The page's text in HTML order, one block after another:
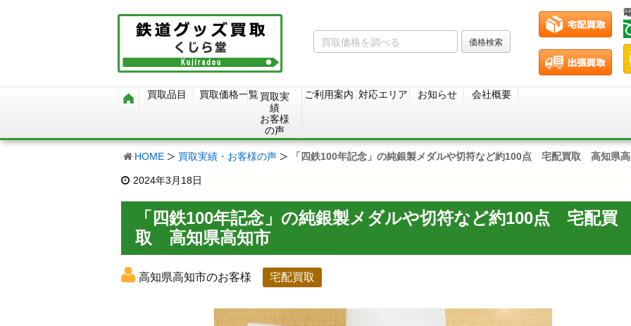
買取品目 買取価格一覧買取実
績
お客様
の声
ご利用案内 対応エリア お知らせ 会社概要
HOME 買取実績・お客様の声 「四鉄100年記念」の純銀製メダルや切符など約100点 宅配買取 高知県
2024年3月18日
「四鉄100年記念」の純銀製メダルや切符など約100点 宅配買
取 高知県高知市
高知県高知市のお客様 宅配買取